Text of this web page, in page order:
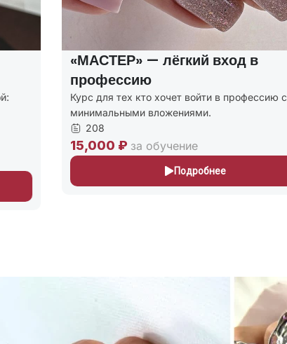
«МАСТЕР» — лёгкий вход в
профессию
Курс для тех кто хочет войти в профессию с
минимальными вложениями.
208
15,000 ₽ за обучение
Подробнее